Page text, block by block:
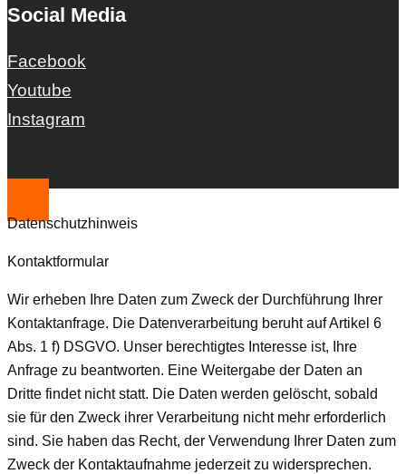
Social Media
Facebook
Youtube
Instagram
Datenschutzhinweis
Kontaktformular
Wir erheben Ihre Daten zum Zweck der Durchführung Ihrer
Kontaktanfrage. Die Datenverarbeitung beruht auf Artikel 6
Abs. 1 f) DSGVO. Unser berechtigtes Interesse ist, Ihre
Anfrage zu beantworten. Eine Weitergabe der Daten an
Dritte findet nicht statt. Die Daten werden gelöscht, sobald
sie für den Zweck ihrer Verarbeitung nicht mehr erforderlich
sind. Sie haben das Recht, der Verwendung Ihrer Daten zum
Zweck der Kontaktaufnahme jederzeit zu widersprechen.